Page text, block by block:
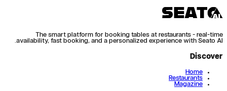
The smart platform for booking tables at restaurants - real-time
availability, fast booking, and a personalized experience with Seato AI.
Discover
Home
Restaurants
Magazine